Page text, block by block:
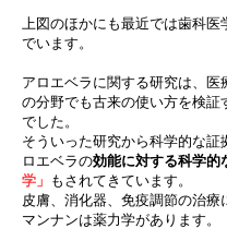
上図のほかにも最近では歯科医
でいます。
アロエベラに関する研究は、医
の分野でも古来の使い方を検証
でした。
そういった研究から科学的な証
ロエベラの効能に対する科学的
学」 もされてきています。
皮膚、消化器、免疫調節の治療
マンナンは薬力学があります。